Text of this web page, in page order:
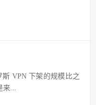
VPN 下架的规模比之
来...